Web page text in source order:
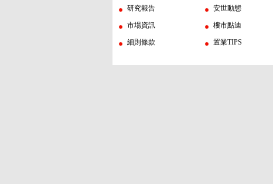
研究報告 安世動態
市場資訊 樓市點迪
細則條款 置業TIPS